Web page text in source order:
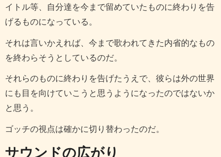
イトル等、自分達を今まで留めていたものに終わりを告
げるものになっている。
それは言いかえれば、今まで歌われてきた内省的なもの
を終わらそうとしているのだ。
それらのものに終わりを告げたうえで、彼らは外の世界
にも目を向けていこうと思うようになったのではないか
と思う。
ゴッチの視点は確かに切り替わったのだ。
サウンドの広がり